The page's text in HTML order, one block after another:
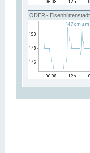
ODER - Eisenhüttenstadt